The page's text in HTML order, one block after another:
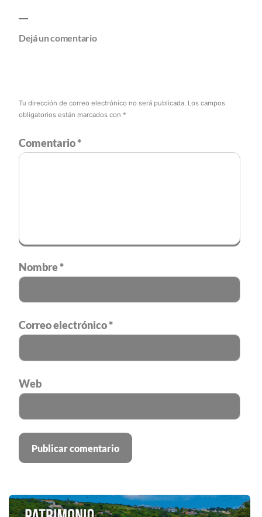
Dejá un comentario
Tu dirección de correo electrónico no será publicada. Los campos
obligatorios están marcados con *
Comentario*
Nombre*
Correo electrónico*
Web